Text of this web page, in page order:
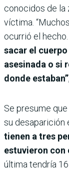
conocidos de la
víctima.
ocurrió el hecho.
sacar el
asesinada o si
donde estaban”
Se presume
su desaparición
tienen a tres
estuvieron con
última tendría